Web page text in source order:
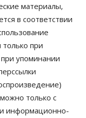
700 млн рублей
материалы,
в соответствии
только при
упоминании
только с
информационно-